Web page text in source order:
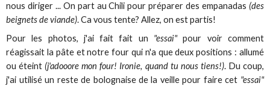
nous diriger ... On part au Chili pour préparer des empanadas (des
beignets de viande). Ca vous tente? Allez, on est partis!
Pour les photos, j'ai fait fait un "essai"pour voir comment
réagissait la pâte et notre four qui n'a que deux positions : allumé
ou éteint (j'adooore mon four! Ironie, quand tu nous tiens!). Du coup,
j'ai utilisé un reste de bolognaise de la veille pour faire cet "essai"